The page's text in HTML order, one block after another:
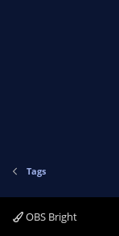
Tags
OBS Bright